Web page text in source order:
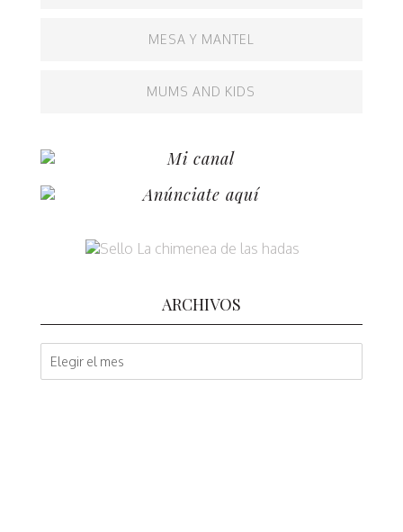
MESA Y MANTEL
MUMS AND KIDS
Mi canal
Anúnciate aquí
ARCHIVOS